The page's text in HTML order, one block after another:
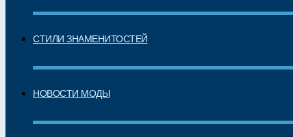
СТИЛИ ЗНАМЕНИТОСТЕЙ
НОВОСТИ МОДЫ